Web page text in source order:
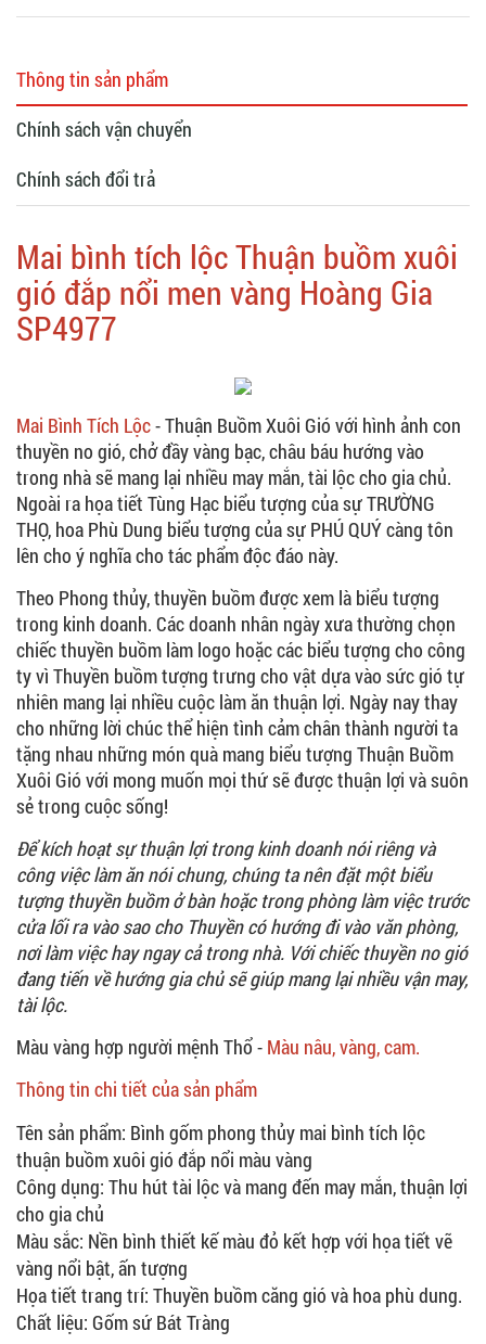
Thông tin sản phẩm
Chính sách vận chuyển
Chính sách đổi trả
Mai bình tích lộc Thuận buồm xuôi
gió đắp nổi men vàng Hoàng Gia
SP4977
Mai Bình Tích Lộc- Thuận Buồm Xuôi Gió với hình ảnh con
thuyền no gió, chở đầy vàng bạc, châu báu hướng vào
trong nhà sẽ mang lại nhiều may mắn, tài lộc cho gia chủ.
Ngoài ra họa tiết Tùng Hạc biểu tượng của sự TRƯỜNG
THỌ, hoa Phù Dung biểu tượng của sự PHÚ QUÝ càng tôn
lên cho ý nghĩa cho tác phẩm độc đáo này.
Theo Phong thủy, thuyền buồm được xem là biểu tượng
trong kinh doanh. Các doanh nhân ngày xưa thường chọn
chiếc thuyền buồm làm logo hoặc các biểu tượng cho công
ty vì Thuyền buồm tượng trưng cho vật dựa vào sức gió tự
nhiên mang lại nhiều cuộc làm ăn thuận lợi. Ngày nay thay
cho những lời chúc thể hiện tình cảm chân thành người ta
tặng nhau những món quà mang biểu tượng Thuận Buồm
Xuôi Gió với mong muốn mọi thứ sẽ được thuận lợi và suôn
sẻ trong cuộc sống!
Để kích hoạt sự thuận lợi trong kinh doanh nói riêng và
công việc làm ăn nói chung, chúng ta nên đặt một biểu
tượng thuyền buồm ở bàn hoặc trong phòng làm việc trước
cửa lối ra vào sao cho Thuyền có hướng đi vào văn phòng,
nơi làm việc hay ngay cả trong nhà. Với chiếc thuyền no gió
đang tiến về hướng gia chủ sẽ giúp mang lại nhiều vận may,
tài lộc.
Màu vàng hợp người mệnh Thổ - Màu nâu, vàng, cam.
Thông tin chi tiết của sản phẩm
Tên sản phẩm: Bình gốm phong thủy mai bình tích lộc
thuận buồm xuôi gió đắp nổi màu vàng
Công dụng: Thu hút tài lộc và mang đến may mắn, thuận lợi
cho gia chủ
Màu sắc: Nền bình thiết kế màu đỏ kết hợp với họa tiết vẽ
vàng nổi bật, ấn tượng
Họa tiết trang trí: Thuyền buồm căng gió và hoa phù dung.
Chất liệu: Gốm sứ Bát Tràng